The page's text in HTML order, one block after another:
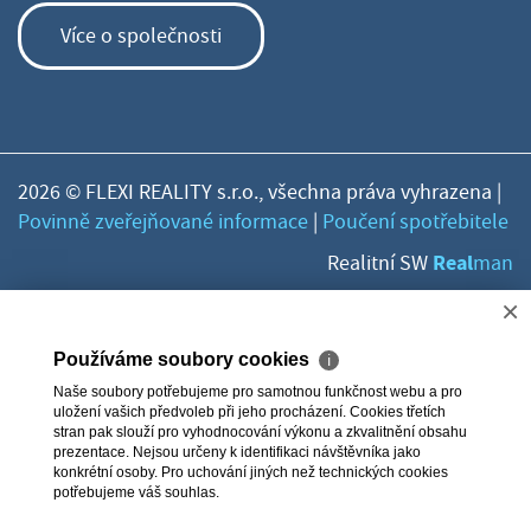
Více o společnosti
2026 © FLEXI REALITY s.r.o., všechna práva vyhrazena |
Povinně zveřejňované informace | Poučení spotřebitele
Realitní SW Realman
×
Používáme soubory cookies ℹ
Naše soubory potřebujeme pro samotnou funkčnost webu a pro
uložení vašich předvoleb při jeho procházení. Cookies třetích
stran pak slouží pro vyhodnocování výkonu a zkvalitnění obsahu
prezentace. Nejsou určeny k identifikaci návštěvníka jako
konkrétní osoby. Pro uchování jiných než technických cookies
potřebujeme váš souhlas.